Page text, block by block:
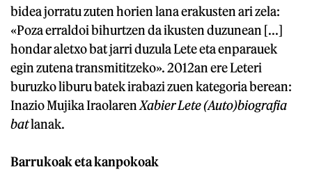
bidea jorratu zuten horien lana erakusten ari zela:
«Poza erraldoi bihurtzen da ikusten duzunean [...]
hondar aletxo bat jarri duzula Lete eta enparauek
egin zutena transmititzeko». 2012an ere Leteri
buruzko liburu batek irabazi zuen kategoria berean:
Inazio Mujika IraolarenXabier Lete (Auto)biografia
batlanak.
Barrukoak eta kanpokoak